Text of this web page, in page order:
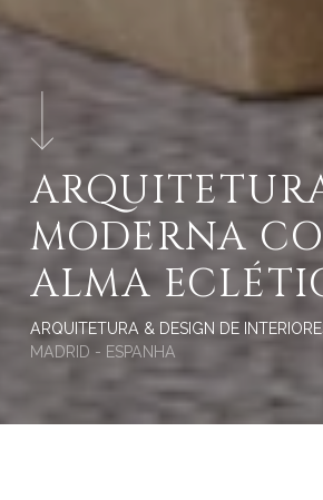
MODERNA
ALMA
ARQUITETURA & DESIGN DE
MADRID - ESPANHA